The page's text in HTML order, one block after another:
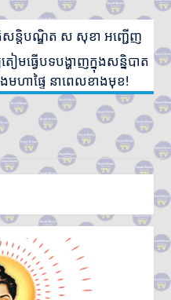
សន្តិបណ្ឌិត ស សុខា អញ្ជើញ
ធ្វើបទបង្ហាញក្នុងសន្និបាត
មហាផ្ទៃ នាពេលខាងមុខ!